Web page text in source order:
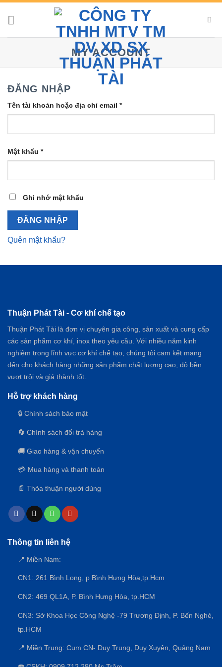
qua
MY ACCOUNT
ĐĂNG NHẬP
Tên tài khoản hoặc địa chỉ email *Bắt
buộc
Mật khẩu *Bắt
buộc
Ghi nhớ mật khẩu
ĐĂNG NHẬP
Quên mật khẩu?
Thuận Phát Tài - Cơ khí chế tạo
Thuận Phát Tài là đơn vị chuyên gia công, sản xuất và cung cấp
các sản phẩm cơ khí, inox theo yêu cầu. Với nhiều năm kinh
nghiệm trong lĩnh vực cơ khí chế tạo, chúng tôi cam kết mang
đến cho khách hàng những sản phẩm chất lượng cao, độ bền
vượt trội và giá thành tốt.
Hỗ trợ khách hàng
🔒 Chính sách bảo mật
🔄 Chính sách đổi trả hàng
🚚 Giao hàng & vận chuyển
💳 Mua hàng và thanh toán
📄 Thỏa thuận người dùng
Thông tin liên hệ
📍 Miền Nam:
CN1: 261 Bình Long, p Bình Hưng Hòa,tp.Hcm
CN2: 469 QL1A, P. Bình Hưng Hòa, tp.HCM
CN3: Sở Khoa Học Công Nghệ -79 Trương Định, P. Bến Nghé,
tp.HCM
📍 Miền Trung: Cụm CN- Duy Trung, Duy Xuyên, Quảng Nam